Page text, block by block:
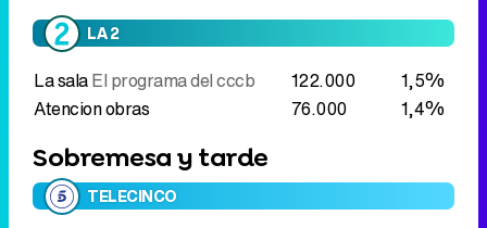
LA 2
La salaEl programa del cccb 122.000
1,5%
Atencion obras
76.000 1,4%
Sobremesa y tarde
TELECINCO